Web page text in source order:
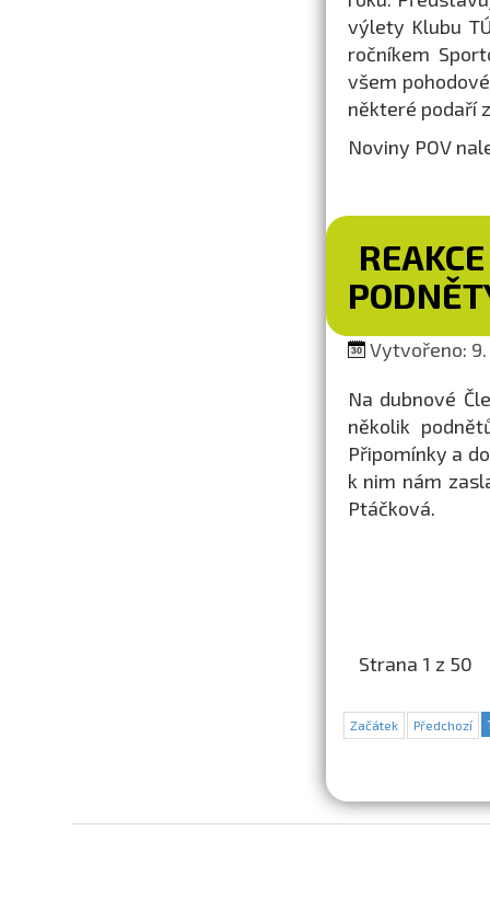
výlety Klubu
ročníkem
všem
některé podaří
Noviny POV
Vytvořeno: 9.
Na dubnové
několik
Připomínky a
k nim nám
Ptáčková.
Strana 1 z 50
Začátek Předchozí